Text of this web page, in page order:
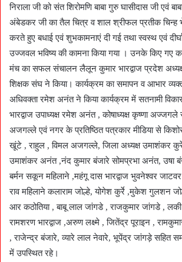
निराला जी को संत शिरोमणि बाबा गुरु घासीदास जी एवं
अंबेडकर जी का तैल चित्र व शाल श्रीफल प्रतीक चिन्ह
करते हुए बधाई एवं शुभकामनाएं दी गई तथा स्वस्थ एवं
उज्जवल भविष्य की कामना किया गया । उनके किए गए
मंच का सफल संचालन लैलून कुमार भारद्वाज प्रदेश अध्यक्ष
शिक्षक संघ ने किया। कार्यक्रम का समापन व आभार
अधिवक्ता रमेश अनंत ने किया कार्यक्रम में सतनामी
भारद्वाज उपाध्यक्ष रमेश अनंत , कोषाध्यक्ष कृष्णा अज्जगले
अजगल्ले एवं नगर के प्रतिष्ठित पत्रकार मीडिया से
खूंटे , राहुल , विमल अजगल्ले, जिला अध्यक्ष उमाशंकर
उमाशंकर अनंत ,नंद कुमार बंजारे सोमप्रभा अनंत, उषा
बर्मन सकून महिलाने ,महंगू दास भारद्वाज भुवनेश्वर
राव महिलाने कलाराम जोल्हे, योगेश कुर्रे ,मुकेश गुलशन
आर कठोतिया , बाबू लाल जांगडे , राजकुमार जांगडे ,
रामशरण भारद्वाज ,अरुण लक्ष्मे , जितेंद्र पूराइन ,
, राजेन्द्र बंजारे, व्यारे लाल नेवारे, भूपेंद्र जांगड़े सहित
में उपस्थित रहे।